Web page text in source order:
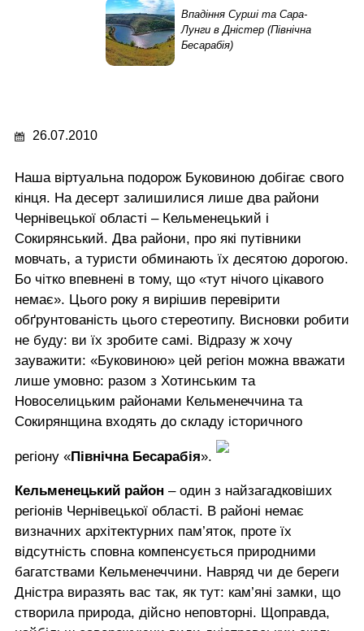
Впадіння Сурші та Сара-
Лунги в Дністер (Північна
Бесарабія)
26.07.2010
Наша віртуальна подорож Буковиною добігає свого
кінця. На десерт залишилися лише два райони
Чернівецької області – Кельменецький і
Сокирянський. Два райони, про які путівники
мовчать, а туристи обминають їх десятою дорогою.
Бо чітко впевнені в тому, що «тут нічого цікавого
немає». Цього року я вирішив перевірити
обґрунтованість цього стереотипу. Висновки робити
не буду: ви їх зробите самі. Відразу ж хочу
зауважити: «Буковиною» цей регіон можна вважати
лише умовно: разом з Хотинським та
Новоселицьким районами Кельменеччина та
Сокирянщина входять до складу історичного
регіону «Північна Бесарабія».
Кельменецький район – один з найзагадковіших
регіонів Чернівецької області. В районі немає
визначних архітектурних пам’яток, проте їх
відсутність сповна компенсується природними
багатствами Кельменеччини. Навряд чи де береги
Дністра виразять вас так, як тут: кам’яні замки, що
створила природа, дійсно неповторні. Щоправда,